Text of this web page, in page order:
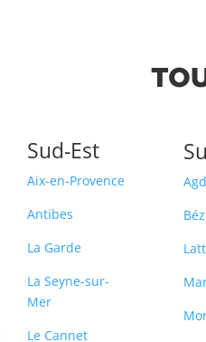
Sud-Est
Aix-en-Provence
Antibes
La Garde
La Seyne-sur-
Mer
Le Cannet